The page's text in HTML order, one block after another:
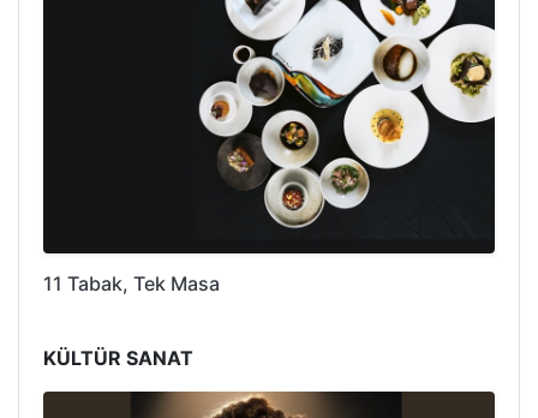
11 Tabak, Tek Masa
KÜLTÜR SANAT